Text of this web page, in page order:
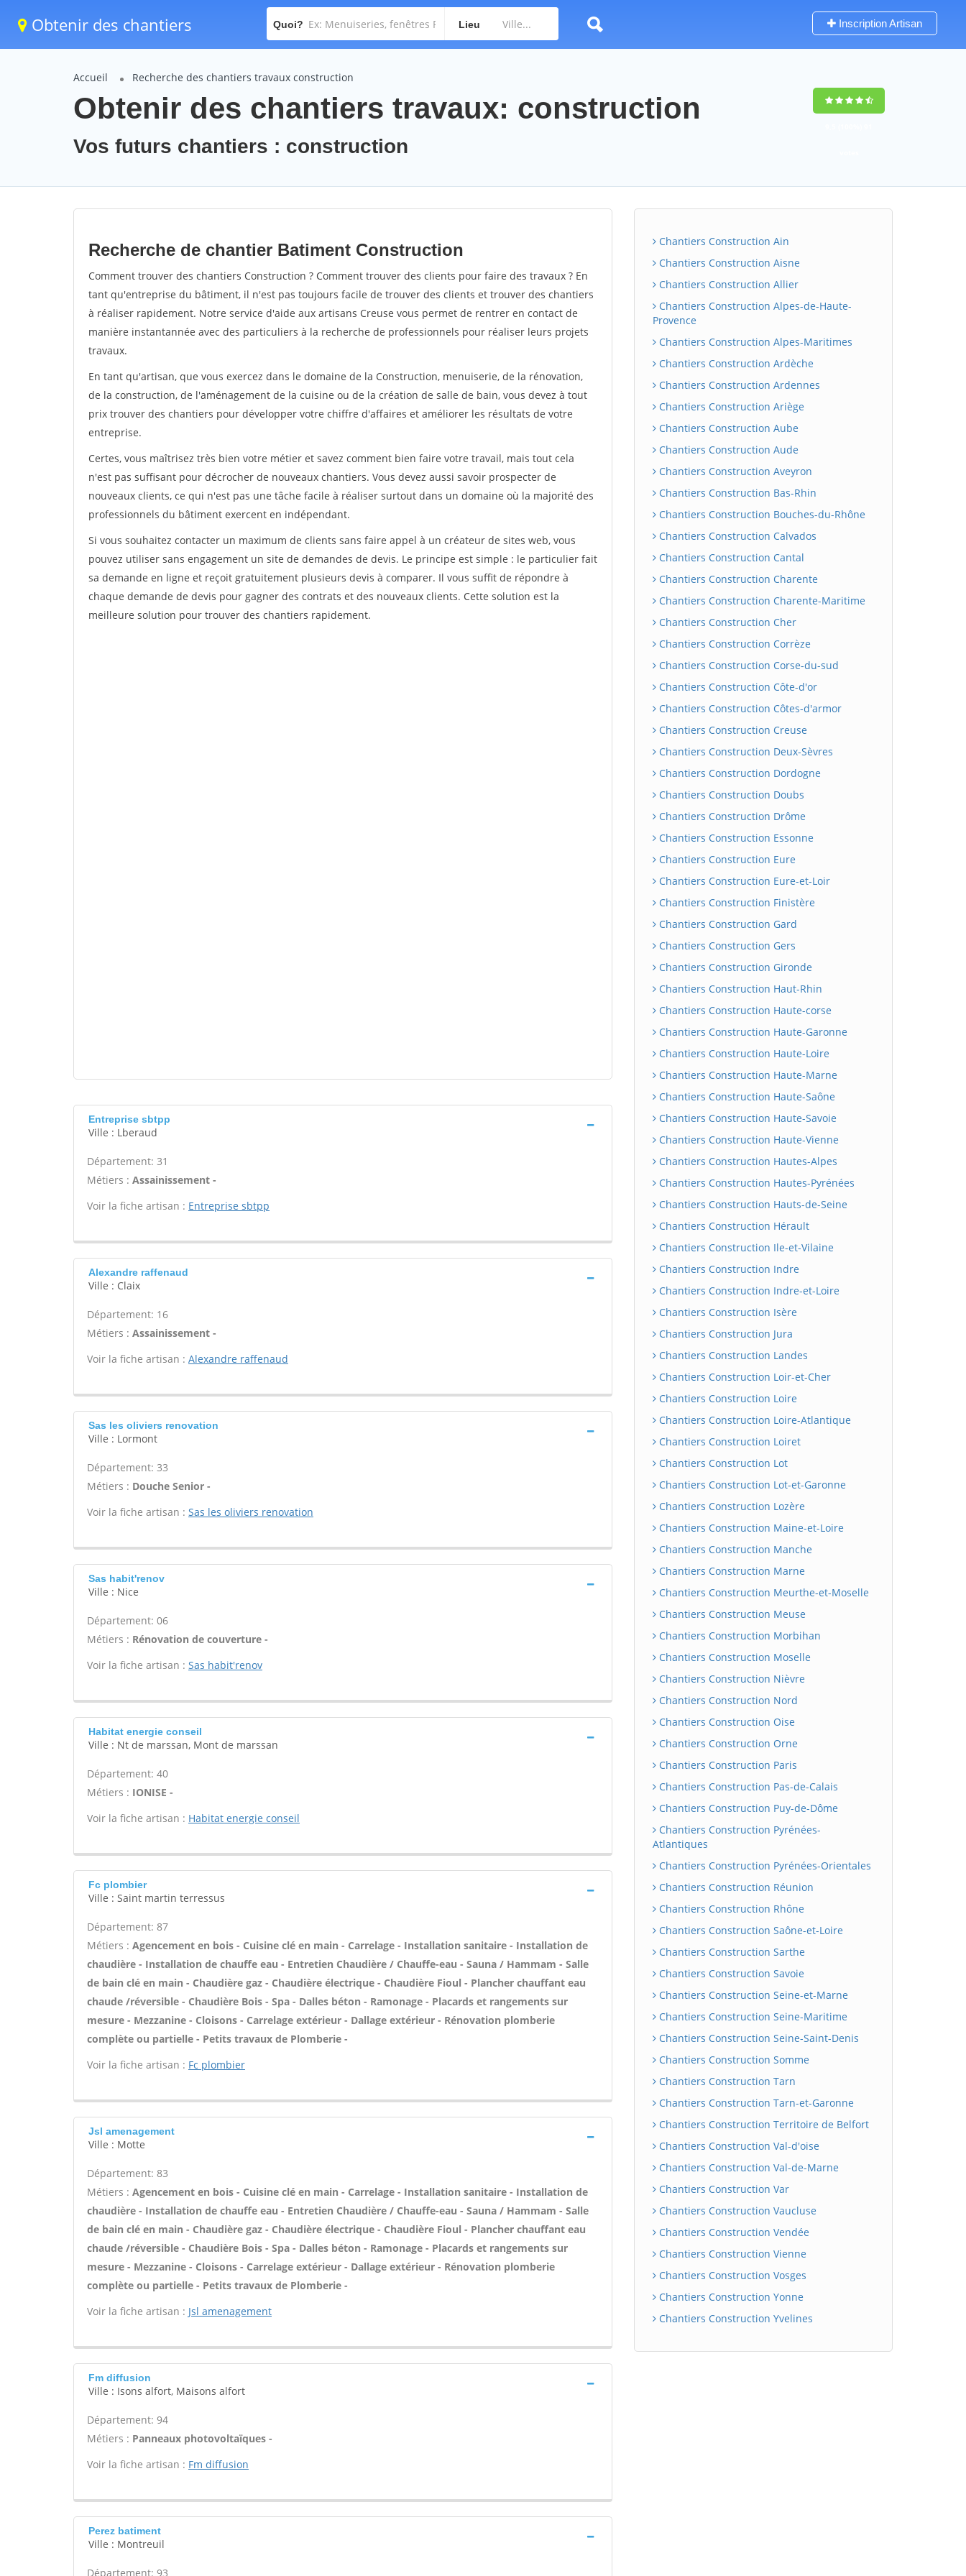
Obtenir des chantiers Quoi? Lieu Inscription Artisan
Accueil Recherche des chantiers travaux construction
Obtenir des chantiers travaux: construction
Vos futurs chantiers : construction
Recherche de chantier Batiment Construction
Comment trouver des chantiers Construction ? Comment trouver des clients pour faire des travaux ? En
tant qu'entreprise du bâtiment, il n'est pas toujours facile de trouver des clients et trouver des chantiers
à réaliser rapidement. Notre service d'aide aux artisans Creuse vous permet de rentrer en contact de
manière instantannée avec des particuliers à la recherche de professionnels pour réaliser leurs projets
travaux.
En tant qu'artisan, que vous exercez dans le domaine de la Construction, menuiserie, de la rénovation,
de la construction, de l'aménagement de la cuisine ou de la création de salle de bain, vous devez à tout
prix trouver des chantiers pour développer votre chiffre d'affaires et améliorer les résultats de votre
entreprise.
Certes, vous maîtrisez très bien votre métier et savez comment bien faire votre travail, mais tout cela
n'est pas suffisant pour décrocher de nouveaux chantiers. Vous devez aussi savoir prospecter de
nouveaux clients, ce qui n'est pas une tâche facile à réaliser surtout dans un domaine où la majorité des
professionnels du bâtiment exercent en indépendant.
Si vous souhaitez contacter un maximum de clients sans faire appel à un créateur de sites web, vous
pouvez utiliser sans engagement un site de demandes de devis. Le principe est simple : le particulier fait
sa demande en ligne et reçoit gratuitement plusieurs devis à comparer. Il vous suffit de répondre à
chaque demande de devis pour gagner des contrats et des nouveaux clients. Cette solution est la
meilleure solution pour trouver des chantiers rapidement.
Entreprise sbtpp
Ville : Lberaud
Département: 31
Métiers : Assainissement -
Voir la fiche artisan : Entreprise sbtpp
Alexandre raffenaud
Ville : Claix
Département: 16
Métiers : Assainissement -
Voir la fiche artisan : Alexandre raffenaud
Sas les oliviers renovation
Ville : Lormont
Département: 33
Métiers : Douche Senior -
Voir la fiche artisan : Sas les oliviers renovation
Sas habit'renov
Ville : Nice
Département: 06
Métiers : Rénovation de couverture -
Voir la fiche artisan : Sas habit'renov
Habitat energie conseil
Ville : Nt de marssan, Mont de marssan
Département: 40
Métiers : IONISE -
Voir la fiche artisan : Habitat energie conseil
Fc plombier
Ville : Saint martin terressus
Département: 87
Métiers : Agencement en bois - Cuisine clé en main - Carrelage - Installation sanitaire - Installation de
chaudière - Installation de chauffe eau - Entretien Chaudière / Chauffe-eau - Sauna / Hammam - Salle
de bain clé en main - Chaudière gaz - Chaudière électrique - Chaudière Fioul - Plancher chauffant eau
chaude /réversible - Chaudière Bois - Spa - Dalles béton - Ramonage - Placards et rangements sur
mesure - Mezzanine - Cloisons - Carrelage extérieur - Dallage extérieur - Rénovation plomberie
complète ou partielle - Petits travaux de Plomberie -
Voir la fiche artisan : Fc plombier
Jsl amenagement
Ville : Motte
Département: 83
Métiers : Agencement en bois - Cuisine clé en main - Carrelage - Installation sanitaire - Installation de
chaudière - Installation de chauffe eau - Entretien Chaudière / Chauffe-eau - Sauna / Hammam - Salle
de bain clé en main - Chaudière gaz - Chaudière électrique - Chaudière Fioul - Plancher chauffant eau
chaude /réversible - Chaudière Bois - Spa - Dalles béton - Ramonage - Placards et rangements sur
mesure - Mezzanine - Cloisons - Carrelage extérieur - Dallage extérieur - Rénovation plomberie
complète ou partielle - Petits travaux de Plomberie -
Voir la fiche artisan : Jsl amenagement
Fm diffusion
Ville : Isons alfort, Maisons alfort
Département: 94
Métiers : Panneaux photovoltaïques -
Voir la fiche artisan : Fm diffusion
Perez batiment
Ville : Montreuil
Département: 93
Chantiers Construction Ain
Chantiers Construction Aisne
Chantiers Construction Allier
Chantiers Construction Alpes-de-Haute-
Provence
Chantiers Construction Alpes-Maritimes
Chantiers Construction Ardèche
Chantiers Construction Ardennes
Chantiers Construction Ariège
Chantiers Construction Aube
Chantiers Construction Aude
Chantiers Construction Aveyron
Chantiers Construction Bas-Rhin
Chantiers Construction Bouches-du-Rhône
Chantiers Construction Calvados
Chantiers Construction Cantal
Chantiers Construction Charente
Chantiers Construction Charente-Maritime
Chantiers Construction Cher
Chantiers Construction Corrèze
Chantiers Construction Corse-du-sud
Chantiers Construction Côte-d'or
Chantiers Construction Côtes-d'armor
Chantiers Construction Creuse
Chantiers Construction Deux-Sèvres
Chantiers Construction Dordogne
Chantiers Construction Doubs
Chantiers Construction Drôme
Chantiers Construction Essonne
Chantiers Construction Eure
Chantiers Construction Eure-et-Loir
Chantiers Construction Finistère
Chantiers Construction Gard
Chantiers Construction Gers
Chantiers Construction Gironde
Chantiers Construction Haut-Rhin
Chantiers Construction Haute-corse
Chantiers Construction Haute-Garonne
Chantiers Construction Haute-Loire
Chantiers Construction Haute-Marne
Chantiers Construction Haute-Saône
Chantiers Construction Haute-Savoie
Chantiers Construction Haute-Vienne
Chantiers Construction Hautes-Alpes
Chantiers Construction Hautes-Pyrénées
Chantiers Construction Hauts-de-Seine
Chantiers Construction Hérault
Chantiers Construction Ile-et-Vilaine
Chantiers Construction Indre
Chantiers Construction Indre-et-Loire
Chantiers Construction Isère
Chantiers Construction Jura
Chantiers Construction Landes
Chantiers Construction Loir-et-Cher
Chantiers Construction Loire
Chantiers Construction Loire-Atlantique
Chantiers Construction Loiret
Chantiers Construction Lot
Chantiers Construction Lot-et-Garonne
Chantiers Construction Lozère
Chantiers Construction Maine-et-Loire
Chantiers Construction Manche
Chantiers Construction Marne
Chantiers Construction Meurthe-et-Moselle
Chantiers Construction Meuse
Chantiers Construction Morbihan
Chantiers Construction Moselle
Chantiers Construction Nièvre
Chantiers Construction Nord
Chantiers Construction Oise
Chantiers Construction Orne
Chantiers Construction Paris
Chantiers Construction Pas-de-Calais
Chantiers Construction Puy-de-Dôme
Chantiers Construction Pyrénées-
Atlantiques
Chantiers Construction Pyrénées-Orientales
Chantiers Construction Réunion
Chantiers Construction Rhône
Chantiers Construction Saône-et-Loire
Chantiers Construction Sarthe
Chantiers Construction Savoie
Chantiers Construction Seine-et-Marne
Chantiers Construction Seine-Maritime
Chantiers Construction Seine-Saint-Denis
Chantiers Construction Somme
Chantiers Construction Tarn
Chantiers Construction Tarn-et-Garonne
Chantiers Construction Territoire de Belfort
Chantiers Construction Val-d'oise
Chantiers Construction Val-de-Marne
Chantiers Construction Var
Chantiers Construction Vaucluse
Chantiers Construction Vendée
Chantiers Construction Vienne
Chantiers Construction Vosges
Chantiers Construction Yonne
Chantiers Construction Yvelines